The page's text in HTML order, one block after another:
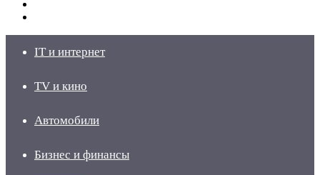
IT и интернет
TV и кино
Автомобили
Бизнес и финансы